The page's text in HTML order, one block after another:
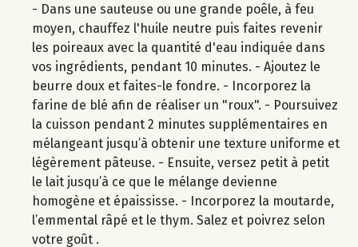
- Dans une sauteuse ou une grande poêle, à feu
moyen, chauffez l'huile neutre puis faites revenir
les poireaux avec la quantité d'eau indiquée dans
vos ingrédients, pendant 10 minutes. - Ajoutez le
beurre doux et faites-le fondre. - Incorporez la
farine de blé afin de réaliser un "roux". - Poursuivez
la cuisson pendant 2 minutes supplémentaires en
mélangeant jusqu’à obtenir une texture uniforme et
légèrement pâteuse. - Ensuite, versez petit à petit
le lait jusqu’à ce que le mélange devienne
homogène et épaississe. - Incorporez la moutarde,
l’emmental râpé et le thym. Salez et poivrez selon
votre goût .